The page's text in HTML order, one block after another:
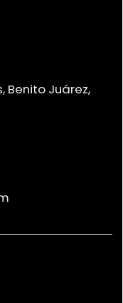
Benito Juárez,